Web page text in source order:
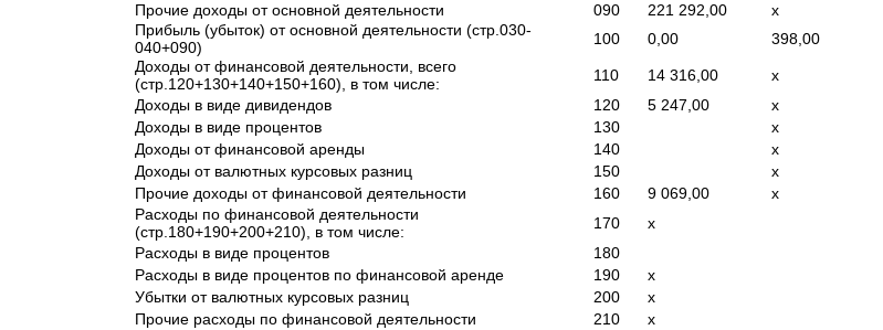
Прочие доходы от основной деятельности
090 221 292,00 x
Прибыль (убыток) от основной деятельности (стр.030-
040+090)
100 0,00 398,00
Доходы от финансовой деятельности, всего
(стр.120+130+140+150+160), в том числе:
110 14 316,00 x
Доходы в виде дивидендов
120 5 247,00 x
Доходы в виде процентов
130 x
Доходы от финансовой аренды
140 x
Доходы от валютных курсовых разниц
150 x
Прочие доходы от финансовой деятельности
160 9 069,00 x
Расходы по финансовой деятельности
(стр.180+190+200+210), в том числе:
170 x
Расходы в виде процентов
180
Расходы в виде процентов по финансовой аренде
190 x
Убытки от валютных курсовых разниц
200 x
Прочие расходы по финансовой деятельности
210 x